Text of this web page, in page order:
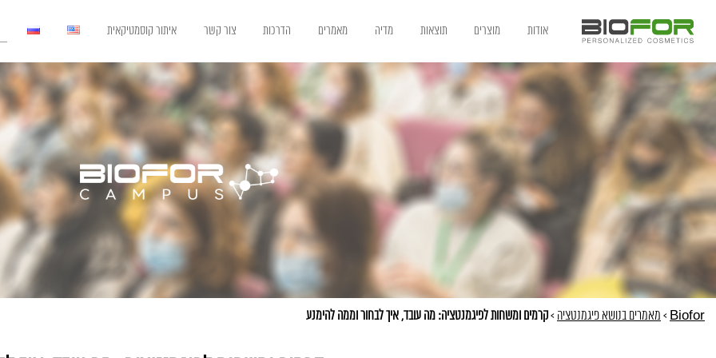
אודות מוצרים תוצאות מדיה מאמרים הדרכות צור קשר איתור קוסמטיקאית
Biofor
> מאמרים בנושא פיגמנטציה >קרמים ומשחות לפיגמנטציה: מה עובד, איך לבחור וממה להימנע